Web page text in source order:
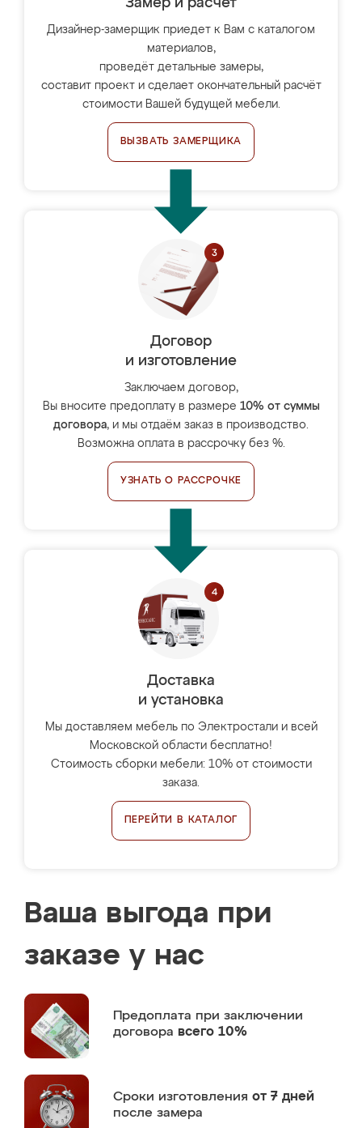
Замер и расчет
Дизайнер-замерщик приедет к Вам с каталогом
материалов,
проведёт детальные замеры,
составит проект и сделает окончательный расчёт
стоимости Вашей будущей мебели.
ВЫЗВАТЬ ЗАМЕРЩИКА
Договор
и изготовление
Заключаем договор,
Вы вносите предоплату в размере 10% от суммы
договора, и мы отдаём заказ в производство.
Возможна оплата в рассрочку без %.
УЗНАТЬ О РАССРОЧКЕ
Доставка
и установка
Мы доставляем мебель по Электростали и всей
Московской области бесплатно!
Стоимость сборки мебели: 10% от стоимости
заказа.
ПЕРЕЙТИ В КАТАЛОГ
Ваша выгода при
заказе у нас
Предоплата при заключении
договора всего 10%
Сроки изготовления от 7 дней
после замера